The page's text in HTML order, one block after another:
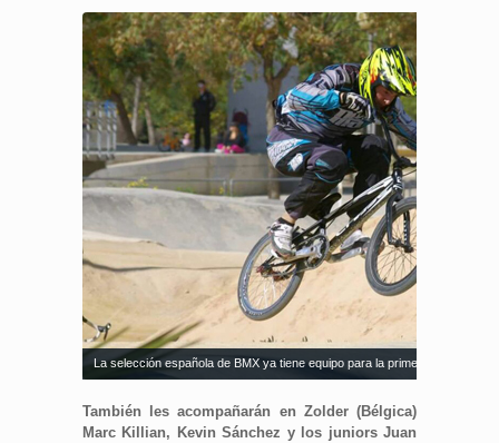
La selección española de BMX ya tiene equipo para la primera prueba de
También les acompañarán en Zolder (Bélgica)
Marc Killian, Kevin Sánchez y los juniors Juan